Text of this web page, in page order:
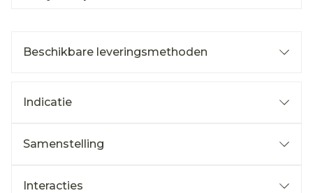
Beschikbare leveringsmethoden
Indicatie
Samenstelling
Interacties